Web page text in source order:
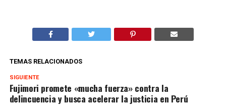
TEMAS RELACIONADOS
SIGUIENTE
Fujimori promete «mucha fuerza» contra la
delincuencia y busca acelerar la justicia en Perú